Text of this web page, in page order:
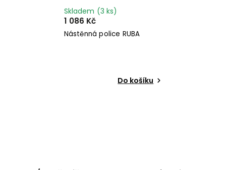
Nástěnná police RUBA
Skladem (3 ks)
1 086 Kč
Do košíku